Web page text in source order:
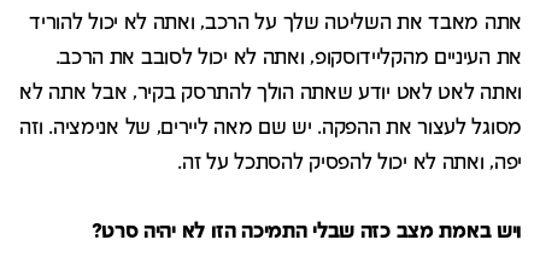
אתה מאבד את השליטה שלך על הרכב, ואתה לא יכול להוריד
את העיניים מהקליידוסקופ, ואתה לא יכול לסובב את הרכב.
ואתה לאט לאט יודע שאתה הולך להתרסק בקיר, אבל אתה לא
מסוגל לעצור את ההפקה. יש שם מאה ליירים, של אנימציה. וזה
יפה, ואתה לא יכול להפסיק להסתכל על זה.
ויש באמת מצב כזה שבלי התמיכה הזו לא יהיה סרט?